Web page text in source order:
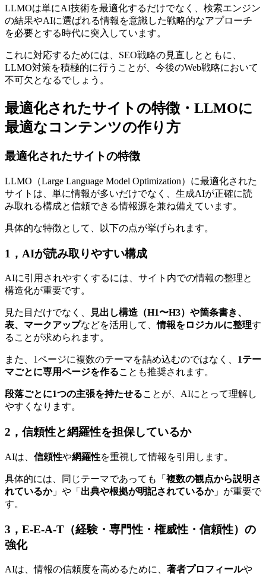
LLMOは単にAI技術を最適化するだけでなく、検索エンジン
の結果やAIに選ばれる情報を意識した戦略的なアプローチ
を必要とする時代に突入しています。
これに対応するためには、 SEO戦略の見直しとともに、
LLMO対策を積極的に行うことが、今後のWeb戦略において
不可欠となるでしょう。
最適化されたサイトの特徴・LLMOに
最適なコンテンツの作り方
最適化されたサイトの特徴
LLMO（Large Language Model Optimization）に最適化された
サイトは、単に情報が多いだけでなく、生成AIが正確に読
み取れる構成と信頼できる情報源を兼ね備えています。
具体的な特徴として、以下の点が挙げられます。
1，AIが読み取りやすい構成
AIに引用されやすくするには、サイト内での情報の整理と
構造化が重要です。
見た目だけでなく、
見出し構造（H1〜H3）や箇条書き、
表、マークアップなどを活用して、情報をロジカルに整理す
ることが求められます。
また、1ページに複数のテーマを詰め込むのではなく、 1テー
マごとに専用ページを作ることも推奨されます。
段落ごとに1つの主張を持たせることが、AIにとって理解し
やすくなります。
2，信頼性と網羅性を担保しているか
AIは、 信頼性や網羅性を重視して情報を引用します。
具体的には、同じテーマであっても「 複数の観点から説明さ
れているか」や「 出典や根拠が明記されているか」が重要で
す。
3，E-E-A-T（経験・専門性・権威性・信頼性）の
強化
AIは、情報の信頼度を高めるために、 著者プロフィールや